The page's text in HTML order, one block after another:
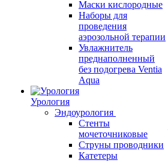
Маски кислородные
Наборы для
проведения
аэрозольной терапии
Увлажнитель
преднаполненный
без подогрева Ventia
Aqua
Урология
Эндоурология
Стенты
мочеточниковые
Струны проводники
Катетеры